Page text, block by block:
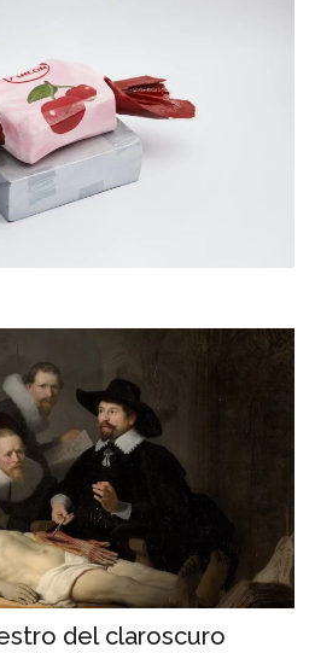
del claroscuro